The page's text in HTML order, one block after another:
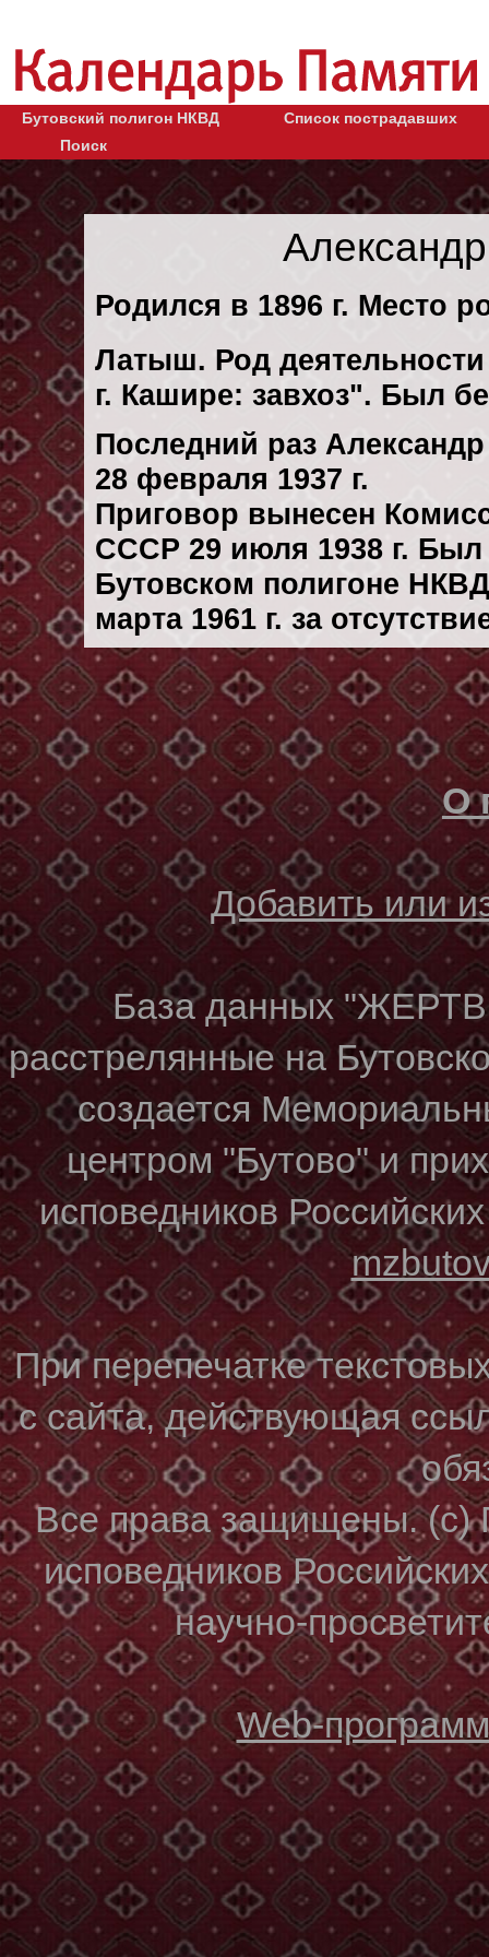
Бутовский полигон НКВД
Список пострадавших
Поиск
Родился в 1896 г. Место
Латыш. Род
г. Кашире: завхоз". Был
Последний раз
28 февраля 1937 г.
Приговор вынесен
СССР 29 июля 1938 г.
Бутовском полигоне
марта 1961 г. за
О
Добавить или
База данных
расстрелянные на
создается
центром "Бутово" и
исповедников
При перепечатке
с сайта, действующая
Все права защищены. (с)
исповедников
научно-
Web-